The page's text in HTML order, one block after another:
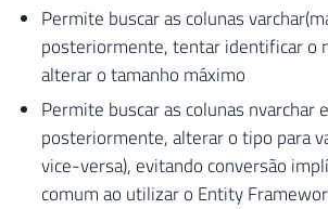
Permite buscar as colunas
posteriormente, tentar identificar o
alterar o tamanho máximo
Permite buscar as colunas nvarchar
posteriormente, alterar o tipo para
vice-versa), evitando conversão
comum ao utilizar o Entity